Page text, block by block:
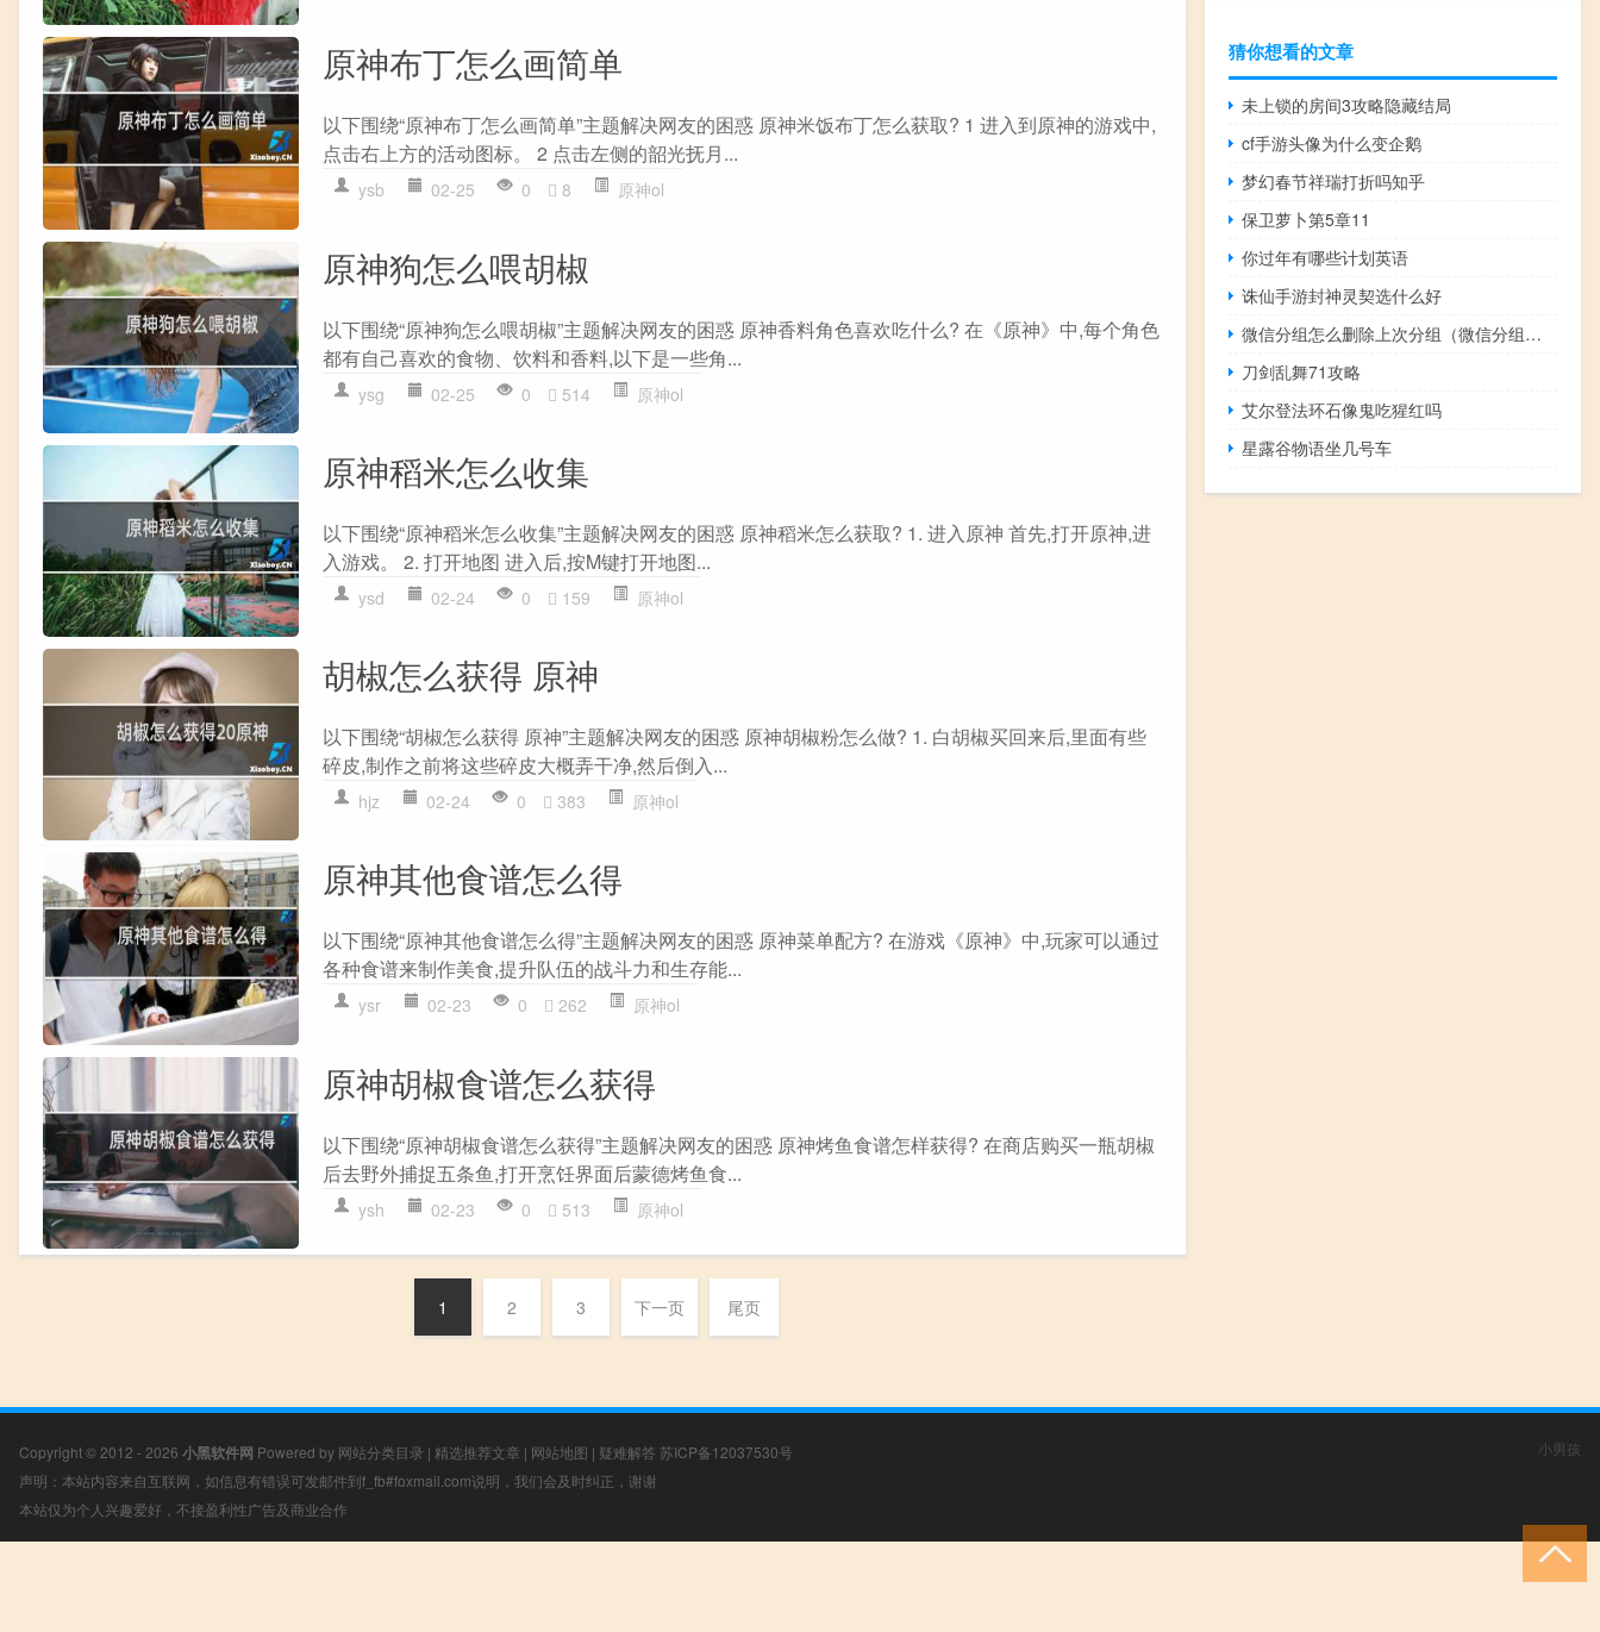
原神布丁怎么画简单
以下围绕“原神布丁怎么画简单”主题解决网友的困惑 原神米饭布丁怎么获取? 1 进入到原神的游戏中,
点击右上方的活动图标。 2 点击左侧的韶光抚月...
ysb 02-25 0 8 原神ol
原神狗怎么喂胡椒
以下围绕“原神狗怎么喂胡椒”主题解决网友的困惑 原神香料角色喜欢吃什么? 在《原神》中,每个角色
都有自己喜欢的食物、饮料和香料,以下是一些角...
ysg 02-25 0 514 原神ol
原神稻米怎么收集
以下围绕“原神稻米怎么收集”主题解决网友的困惑 原神稻米怎么获取? 1. 进入原神 首先,打开原神,进
入游戏。 2. 打开地图 进入后,按M键打开地图...
ysd 02-24 0 159 原神ol
胡椒怎么获得 原神
以下围绕“胡椒怎么获得 原神”主题解决网友的困惑 原神胡椒粉怎么做? 1. 白胡椒买回来后,里面有些
碎皮,制作之前将这些碎皮大概弄干净,然后倒入...
hjz 02-24 0 383 原神ol
原神其他食谱怎么得
以下围绕“原神其他食谱怎么得”主题解决网友的困惑 原神菜单配方? 在游戏《原神》中,玩家可以通过
各种食谱来制作美食,提升队伍的战斗力和生存能...
ysr 02-23 0 262 原神ol
原神胡椒食谱怎么获得
以下围绕“原神胡椒食谱怎么获得”主题解决网友的困惑 原神烤鱼食谱怎样获得? 在商店购买一瓶胡椒
后去野外捕捉五条鱼,打开烹饪界面后蒙德烤鱼食...
ysh 02-23 0 513 原神ol
1 2 3 下一页 尾页
猜你想看的文章
未上锁的房间3攻略隐藏结局
cf手游头像为什么变企鹅
梦幻春节祥瑞打折吗知乎
保卫萝卜第5章11
你过年有哪些计划英语
诛仙手游封神灵契选什么好
微信分组怎么删除上次分组（微信分组怎么删除）
刀剑乱舞71攻略
艾尔登法环石像鬼吃猩红吗
星露谷物语坐几号车
Copyright © 2012 - 2026 小黑软件网 Powered by 网站分类目录 | 精选推荐文章 | 网站地图 | 疑难解答 苏ICP备12037530号
声明：本站内容来自互联网，如信息有错误可发邮件到f_fb#foxmail.com说明，我们会及时纠正，谢谢
本站仅为个人兴趣爱好，不接盈利性广告及商业合作
小男孩